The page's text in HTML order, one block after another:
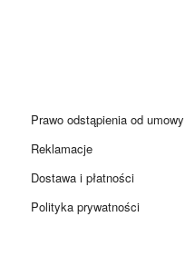
Prawo odstąpienia od umowy
Reklamacje
Dostawa i płatności
Polityka prywatności